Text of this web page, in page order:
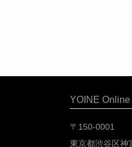
YOINE
〒150-0001
東京都渋谷区神